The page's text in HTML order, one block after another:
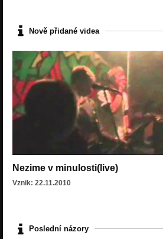
Nově přidané videa
Nezime v minulosti(live)
Vznik: 22.11.2010
Poslední názory